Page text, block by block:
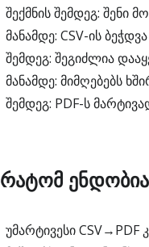
შექმნის შემდეგ: შენი
მანამდე: CSV-ის
შემდეგ: შეგიძლია
მანამდე: მიმღებებს
შემდეგ: PDF-ს
რატომ
უმარტივესი